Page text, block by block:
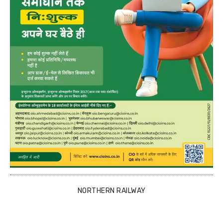
NORTHERN RAILWAY